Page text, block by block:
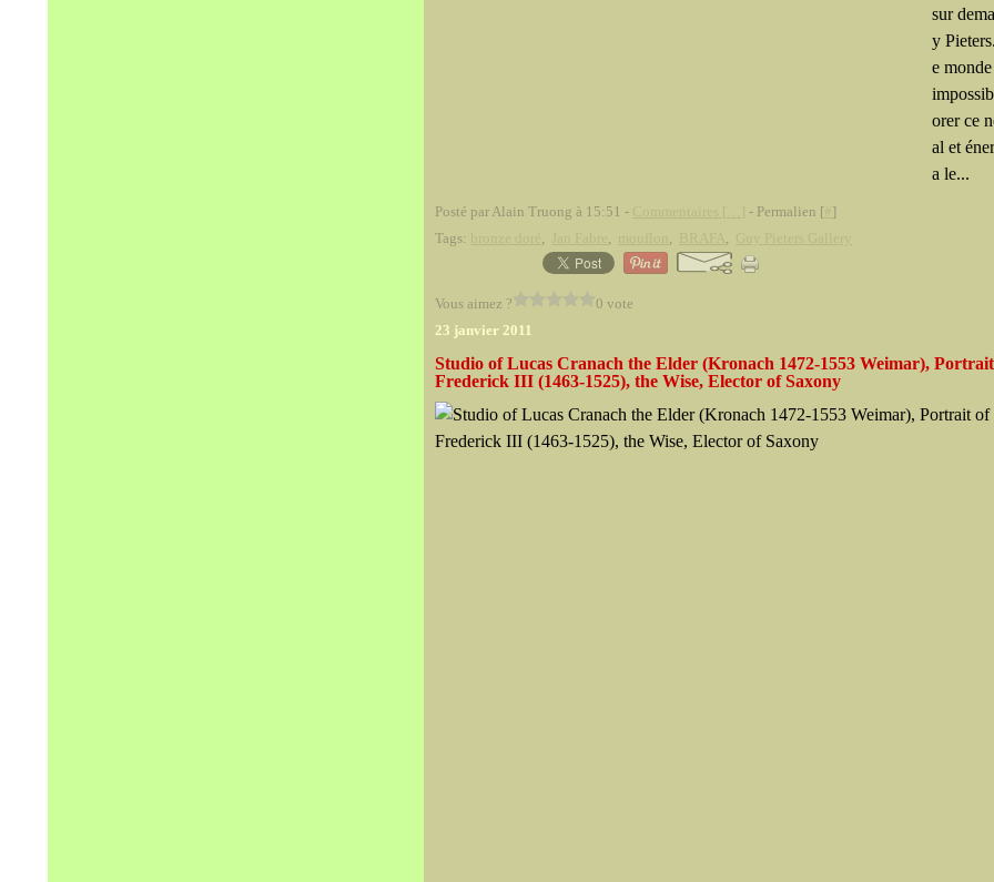
sur
y
e
orer ce
al et
a le...
Posté par Alain Truong à 15:51 - - Permalien [ ]
Tags:
, , , ,
Vous aimez ?
0 vote
23 janvier 2011
Studio of Lucas Cranach the Elder (Kronach 1472-1553 Weimar),
Frederick III (1463-1525), the Wise, Elector of Saxony